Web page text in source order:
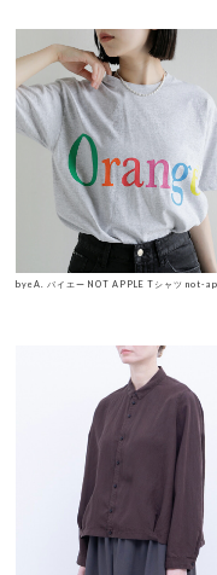
byeA. バイエー NOT APPLE Tシャツ not-